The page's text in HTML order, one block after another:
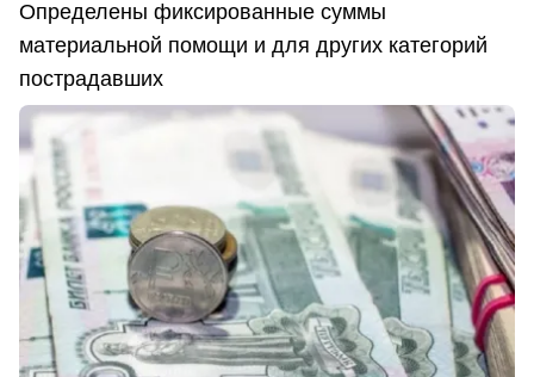
Определены фиксированные суммы
материальной помощи и для других категорий
пострадавших